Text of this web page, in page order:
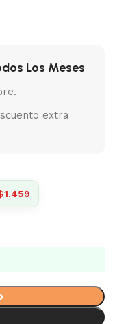
Los Meses
extra